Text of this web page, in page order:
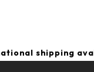
shipping